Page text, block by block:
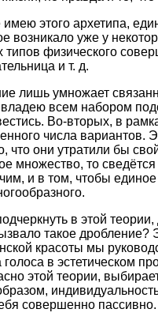
этого архетипа,
возникало уже у
физического
и т. д.
лишь умножает
всем набором
Во-вторых, в
числа вариантов.
что они утратили бы
множество, то
и в том, чтобы
в этой
такое дробление?
красоты мы
в эстетическом
этой теории,
совершенно пассивно.